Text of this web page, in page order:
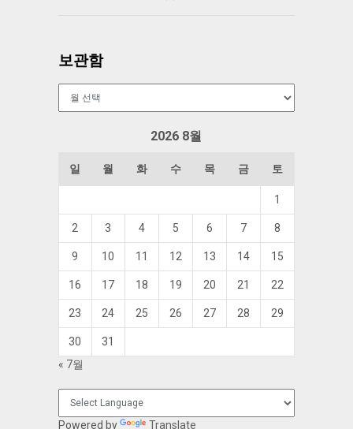
보관함
2026 8월
일 월 화 수 목 금 토
1
2 3 4 5 6 7 8
9 10 11 12 13 14 15
16 17 18 19 20 21 22
23 24 25 26 27 28 29
30
31
« 7월
Powered by Translate